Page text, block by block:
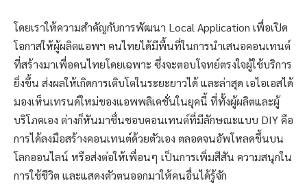
โดยเราให้ความสำคัญกับการพัฒนา Local Application เพื่อเปิด
โอกาสให้ผู้ผลิตแอพฯ คนไทยได้มีพื้นที่ในการนำเสนอคอนเทนต์
ที่สร้างมาเพื่อคนไทยโดยเฉพาะ ซึ่งจะตอบโจทย์ตรงใจผู้ใช้บริการ
ยิ่งขึ้น ส่งผลให้เกิดการเติบโตในระยะยาวได้ และล่าสุด เอไอเอสได้
มองเห็นเทรนด์ใหม่ของแอพพลิเคชั่นในยุคนี้ ที่ทั้งผู้ผลิตและผู้
บริโภคเอง ต่างก็หันมาชื่นชอบคอนเทนต์ที่มีลักษณะแบบ DIY คือ
การได้ลงมือสร้างคอนเทนต์ด้วยตัวเอง ตลอดจนอัพโหลดขึ้นบน
โลกออนไลน์ หรือส่งต่อให้เพื่อนๆ เป็นการเพิ่มสีสัน ความสนุกใน
การใช้ชีวิต และแสดงตัวตนออกมาให้คนอื่นได้รู้จัก